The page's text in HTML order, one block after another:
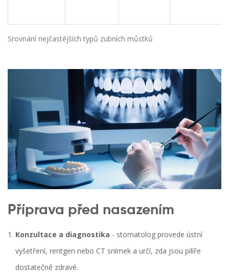
Srovnání nejčastějších typů zubních můstků
Příprava před nasazením
Konzultace a diagnostika - stomatolog provede ústní
vyšetření, rentgen nebo CT snímek a určí, zda jsou pilíře
dostatečně zdravé.